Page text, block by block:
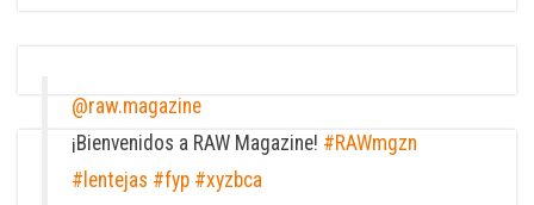
@raw.magazine
¡Bienvenidos a RAW Magazine! #RAWmgzn
#lentejas #fyp #xyzbca